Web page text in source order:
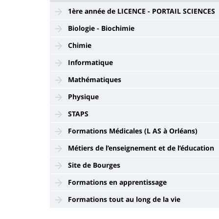
1ère année de LICENCE - PORTAIL SCIENCES
Biologie - Biochimie
Chimie
Informatique
Mathématiques
Physique
STAPS
Formations Médicales (L AS à Orléans)
Métiers de l’enseignement et de l’éducation
Site de Bourges
Formations en apprentissage
Formations tout au long de la vie